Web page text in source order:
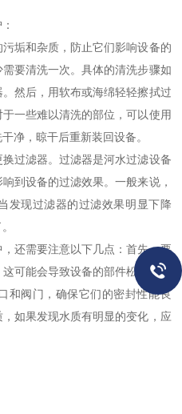
垢和杂质，防止它们影响设备的
要清洗一次。具体的清洗步骤如
然后，用软布或海绵轻轻擦拭过
一些难以清洗的部位，可以使用
净，晾干后重新装回设备。
过滤器。过滤器是河水过滤设备
到设备的过滤效果。一般来说，
发现过滤器的过滤效果明显下降
还需要注意以下几点：首先，要
可能会导致设备的部件松动或损
和阀门，确保它们的密封性能良
如果发现水质有明显的变化，应